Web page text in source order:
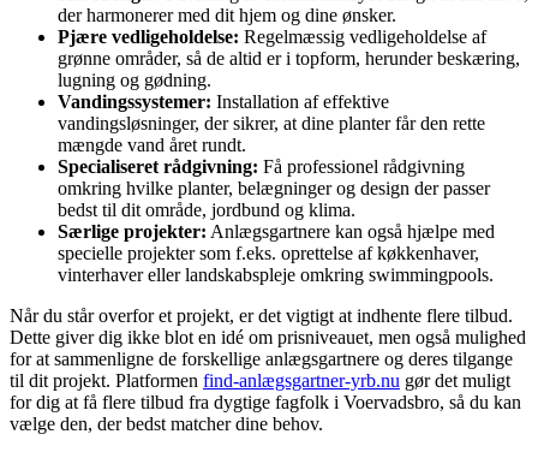
der harmonerer med dit hjem og dine ønsker.
Pjære vedligeholdelse: Regelmæssig vedligeholdelse af
grønne områder, så de altid er i topform, herunder beskæring,
lugning og gødning.
Vandingssystemer: Installation af effektive
vandingsløsninger, der sikrer, at dine planter får den rette
mængde vand året rundt.
Specialiseret rådgivning: Få professionel rådgivning
omkring hvilke planter, belægninger og design der passer
bedst til dit område, jordbund og klima.
Særlige projekter: Anlægsgartnere kan også hjælpe med
specielle projekter som f.eks. oprettelse af køkkenhaver,
vinterhaver eller landskabspleje omkring swimmingpools.
Når du står overfor et projekt, er det vigtigt at indhente flere tilbud.
Dette giver dig ikke blot en idé om prisniveauet, men også mulighed
for at sammenligne de forskellige anlægsgartnere og deres tilgange
til dit projekt. Platformen find-anlægsgartner-yrb.nu gør det muligt
for dig at få flere tilbud fra dygtige fagfolk i Voervadsbro, så du kan
vælge den, der bedst matcher dine behov.